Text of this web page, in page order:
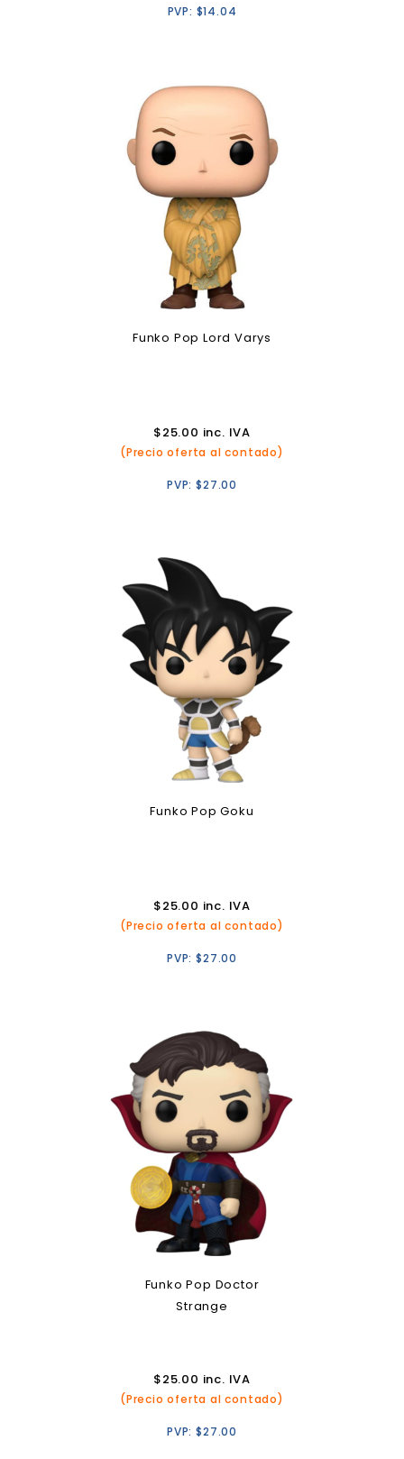
PVP: $14.04
Funko Pop Lord Varys
$25.00 inc. IVA
(Precio oferta al contado)
PVP:$27.00
Funko Pop Goku
$25.00 inc. IVA
(Precio oferta al contado)
PVP:$27.00
Funko Pop Doctor
Strange
$25.00 inc. IVA
(Precio oferta al contado)
PVP:$27.00